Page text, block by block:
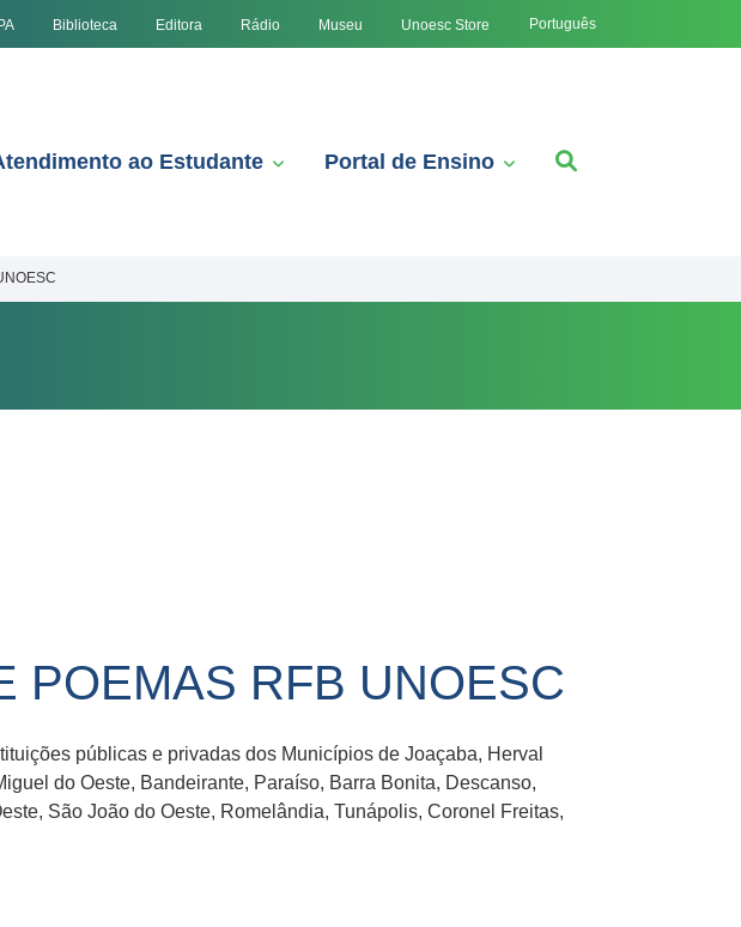
Biblioteca Editora Rádio Museu Unoesc Store Português
ao Estudante Portal de Ensino
POEMAS RFB UNOESC
públicas e privadas dos Municípios de Joaçaba, Herval
do Oeste, Bandeirante, Paraíso, Barra Bonita, Descanso,
São João do Oeste, Romelândia, Tunápolis, Coronel Freitas,